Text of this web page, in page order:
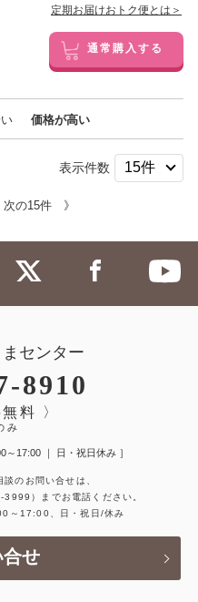
定期お届けおトク便とは＞
通常購入する
価格が高い
表示件数
次の15件 》
センター
8910
料 〉
み
～17:00 ｜ 日・祝日休み ］
のお問い合せは、
3999）
までお電話ください。
～17:00、日・祝日/休み
合せ